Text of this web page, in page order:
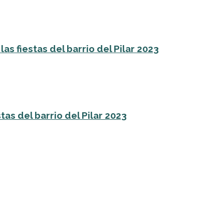
fiestas del barrio del Pilar 2023
del barrio del Pilar 2023